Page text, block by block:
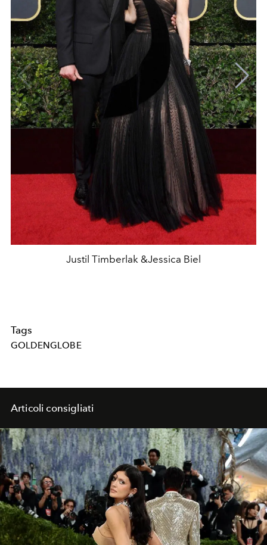
Justil Timberlak &Jessica Biel
Tags
GOLDENGLOBE
Articoli consigliati